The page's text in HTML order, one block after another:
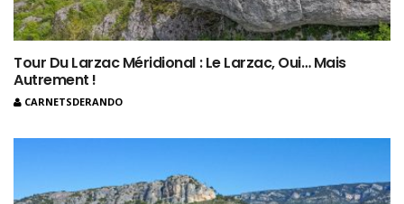
Tour Du Larzac Méridional : Le Larzac, Oui… Mais
Autrement !
CARNETSDERANDO